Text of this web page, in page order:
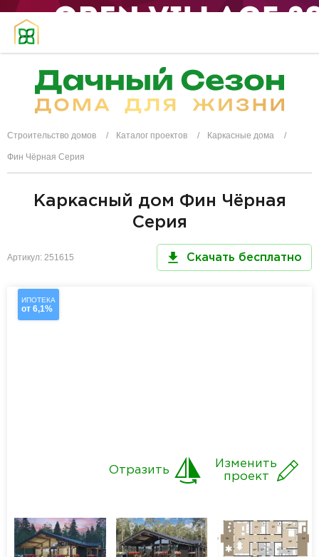
Строительство домов Каталог проектов Каркасные дома
Фин Чёрная Серия
Каркасный дом Фин Чёрная
Серия
Артикул: 251615 Скачать бесплатно
ИПОТЕКА
от 6,1%
Изменить
проект
Отразить